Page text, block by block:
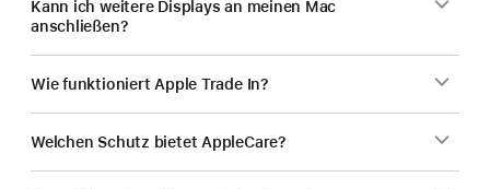
Kann ich weitere Displays an meinen Mac
anschließen?
Wie funktioniert Apple Trade In?
Welchen Schutz bietet AppleCare?